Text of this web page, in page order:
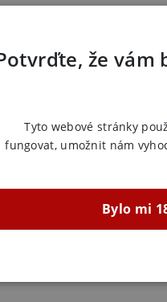
kdy se chcete cítit
vinylový efekt
dekoltu
hrách ve dvou či
šaty ocení všichni,
že
Tyto webové stránky
fungovat, umožnit nám
Bylo mi
NEZBYTNĚ NUTNÉ